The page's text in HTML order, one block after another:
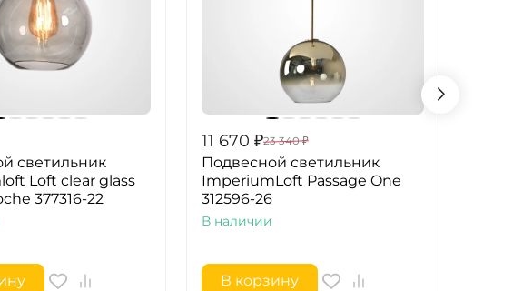
светильник
Loft clear glass
377316-22
11 670 ₽23 340 ₽
Подвесной светильник
ImperiumLoft Passage One
312596-26
В наличии
В корзину